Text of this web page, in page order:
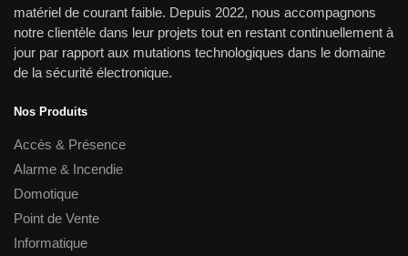
matériel de courant faible. Depuis 2022, nous accompagnons
notre clientèle dans leur projets tout en restant continuellement à
jour par rapport aux mutations technologiques dans le domaine
de la sécurité électronique.
Nos Produits
Accès & Présence
Alarme & Incendie
Domotique
Point de Vente
Informatique